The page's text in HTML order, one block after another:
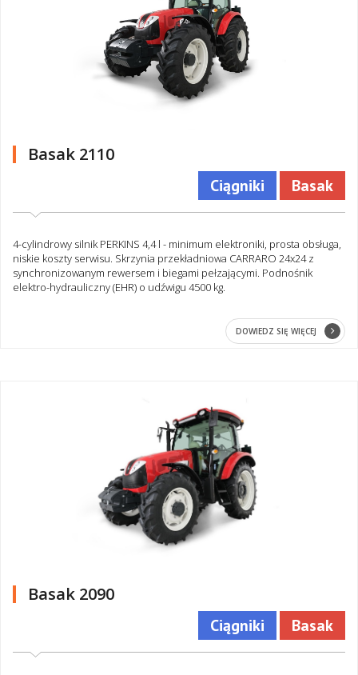
Basak 2110
Ciągniki Basak
4-cylindrowy silnik PERKINS 4,4 l - minimum elektroniki, prosta obsługa,
niskie koszty serwisu. Skrzynia przekładniowa CARRARO 24x24 z
synchronizowanym rewersem i biegami pełzającymi. Podnośnik
elektro-hydrauliczny (EHR) o udźwigu 4500 kg.
DOWIEDZ SIĘ WIĘCEJ
Basak 2090
Ciągniki Basak